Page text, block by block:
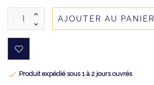
AJOUTER AU PANIER
 Produit expédié sous 1 à 2 jours ouvrés